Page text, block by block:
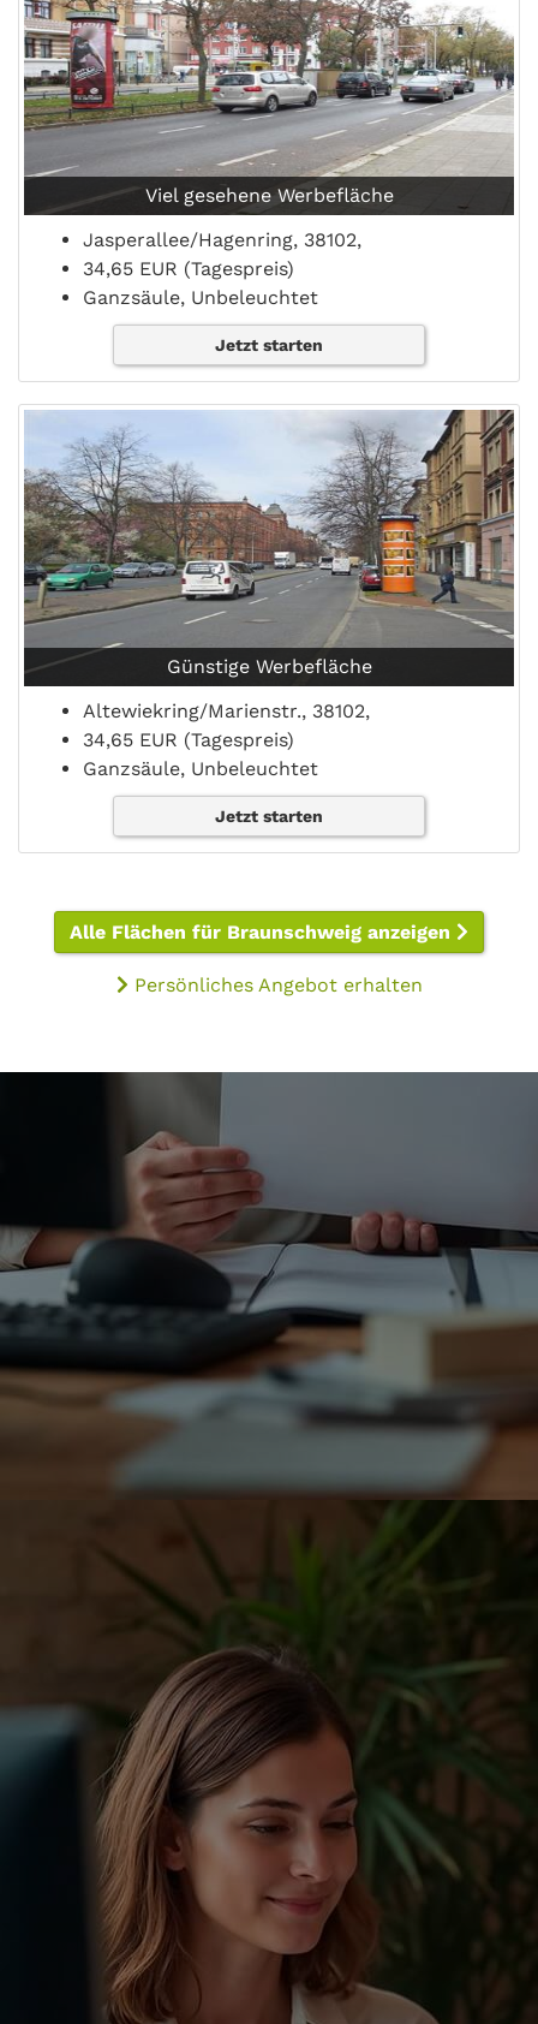
Viel gesehene Werbefläche
Jasperallee/Hagenring, 38102,
34,65 EUR (Tagespreis)
Ganzsäule, Unbeleuchtet
Jetzt starten
Günstige Werbefläche
Altewiekring/Marienstr., 38102,
34,65 EUR (Tagespreis)
Ganzsäule, Unbeleuchtet
Jetzt starten
Alle Flächen für Braunschweig anzeigen
Persönliches Angebot erhalten